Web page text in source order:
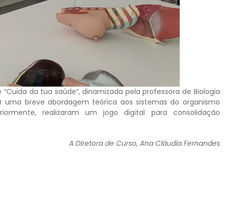
da tua saúde”, dinamizada pela professora de Biologia
uma breve abordagem teórica aos sistemas do organismo
realizaram um jogo digital para consolidação
A Diretora de Curso, Ana Cláudia Fernandes